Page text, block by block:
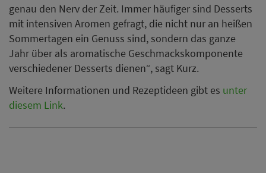
genau den Nerv der Zeit. Immer häufiger sind Desserts
mit intensiven Aromen gefragt, die nicht nur an heißen
Sommertagen ein Genuss sind, sondern das ganze
Jahr über als aromatische Geschmackskomponente
verschiedener Desserts dienen“, sagt Kurz.
Weitere Informationen und Rezeptideen gibt es unter
diesem Link.